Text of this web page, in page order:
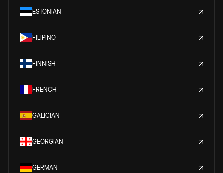
ESTONIAN
FILIPINO
FINNISH
FRENCH
GALICIAN
GEORGIAN
GERMAN